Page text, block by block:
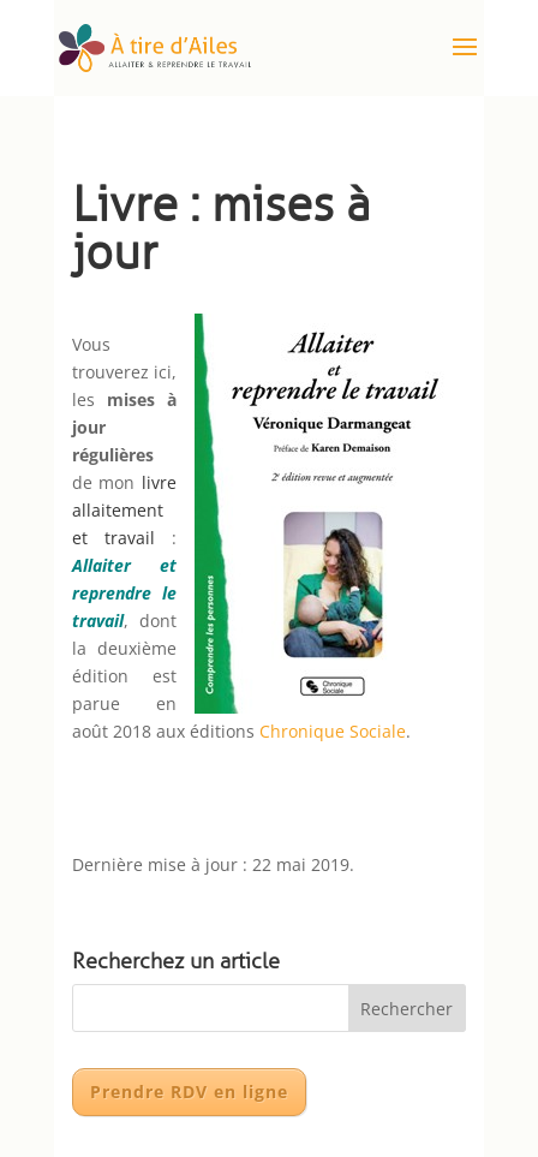
Livre : mises à
jour
Vous
trouverez ici,
les mises à
jour
régulières
de mon livre
allaitement
et travail :
Allaiter et
reprendre le
travail, dont
la deuxième
édition est
parue en
août 2018 aux éditions Chronique Sociale.
Dernière mise à jour : 22 mai 2019.
Recherchez un article
Prendre RDV en ligne